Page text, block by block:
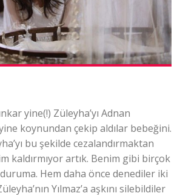
yine(!) Züleyha’yı Adnan
koynundan çekip aldılar bebeğini.
bu şekilde cezalandırmaktan
kaldırmıyor artık. Benim gibi birçok
Hem daha önce denediler iki
Yılmaz’a aşkını silebildiler